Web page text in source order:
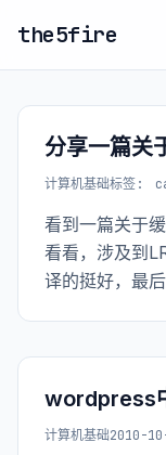
the5fire
分享一篇关
计算机基础标签:
看到一篇关于
看看，涉及到
译的挺好，最
wordpress
计算机基础2010-